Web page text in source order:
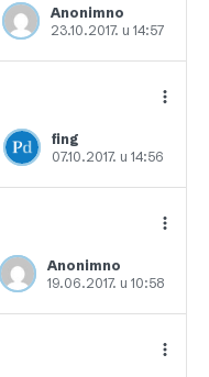
Anonimno
23.10.2017. u 14:57
u favorite
fing
07.10.2017. u 14:56
u favorite
Anonimno
19.06.2017. u 10:58
u favorite